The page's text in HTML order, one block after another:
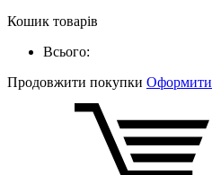
Кошик товарів
Всього:
Продовжити покупки Оформити